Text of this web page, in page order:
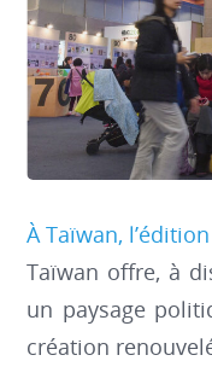
À Taïwan,
Taïwan offre, à
un paysage
création